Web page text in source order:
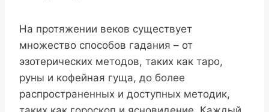
На протяжении веков существует
множество способов гадания – от
эзотерических методов, таких как таро,
руны и кофейная гуща, до более
распространенных и доступных методик,